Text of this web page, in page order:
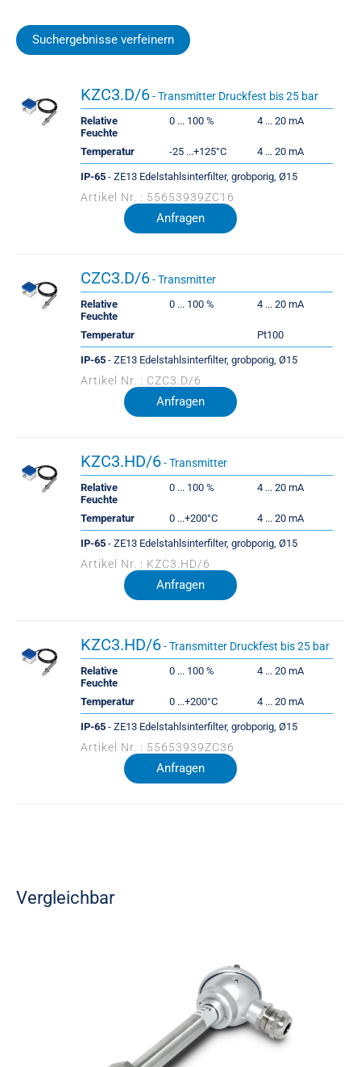
Suchergebnisse verfeinern
KZC3.D/6- Transmitter Druckfest bis 25 bar
Relative
Feuchte
0 ... 100 % 4 ... 20 mA
Temperatur -25 ...+125°C 4 ... 20 mA
IP-65 - ZE13 Edelstahlsinterfilter, grobporig, Ø15
Artikel Nr. : 55653939ZC16
Anfragen
CZC3.D/6- Transmitter
Relative
Feuchte
0 ... 100 % 4 ... 20 mA
Temperatur Pt100
IP-65 - ZE13 Edelstahlsinterfilter, grobporig, Ø15
Artikel Nr. : CZC3.D/6
Anfragen
KZC3.HD/6- Transmitter
Relative
Feuchte
0 ... 100 % 4 ... 20 mA
Temperatur 0 ...+200°C 4 ... 20 mA
IP-65 - ZE13 Edelstahlsinterfilter, grobporig, Ø15
Artikel Nr. : KZC3.HD/6
Anfragen
KZC3.HD/6- Transmitter Druckfest bis 25 bar
Relative
Feuchte
0 ... 100 % 4 ... 20 mA
Temperatur 0 ...+200°C 4 ... 20 mA
IP-65 - ZE13 Edelstahlsinterfilter, grobporig, Ø15
Artikel Nr. : 55653939ZC36
Anfragen
Vergleichbar